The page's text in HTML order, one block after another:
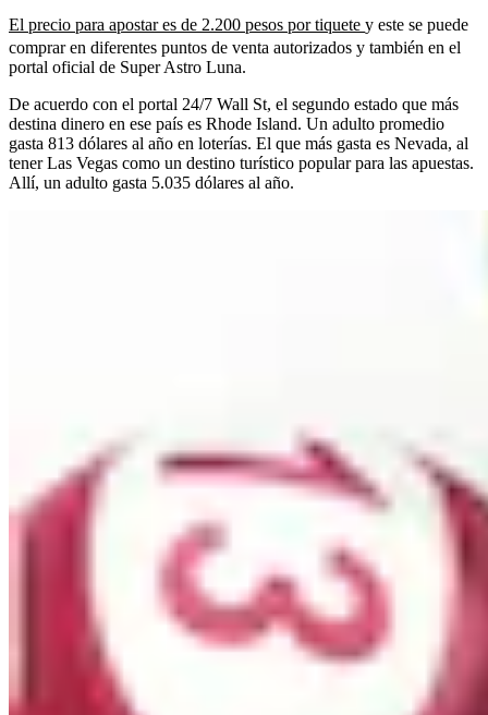
El precio para apostar es de 2.200 pesos por tiquete y este se puede
comprar en diferentes puntos de venta autorizados y también en el
portal oficial de Super Astro Luna.
De acuerdo con el portal 24/7 Wall St, el segundo estado que más
destina dinero en ese país es Rhode Island. Un adulto promedio
gasta 813 dólares al año en loterías. El que más gasta es Nevada, al
tener Las Vegas como un destino turístico popular para las apuestas.
Allí, un adulto gasta 5.035 dólares al año.